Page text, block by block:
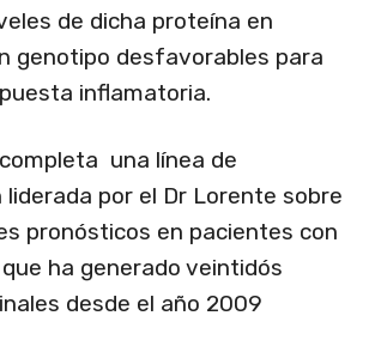
de dicha proteína en
genotipo desfavorables para
inflamatoria.
una línea de
por el Dr Lorente sobre
pronósticos en pacientes con
ha generado veintidós
desde el año 2009